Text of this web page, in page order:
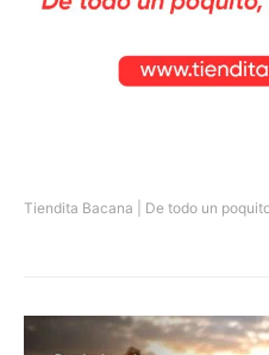
Tiendita Bacana | De todo un